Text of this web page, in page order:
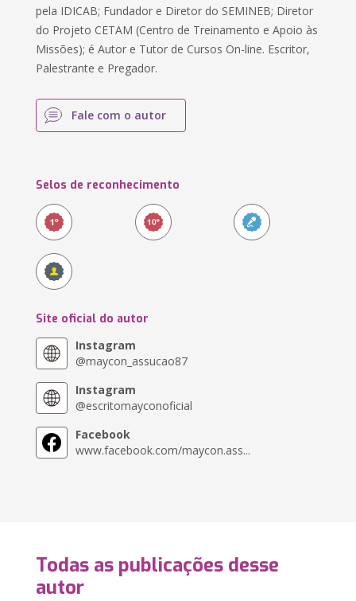
pela IDICAB; Fundador e Diretor do SEMINEB; Diretor
do Projeto CETAM (Centro de Treinamento e Apoio às
Missões); é Autor e Tutor de Cursos On-line. Escritor,
Palestrante e Pregador.
Fale com o autor
Selos de reconhecimento
Site oficial do autor
Instagram
@maycon_assucao87
Instagram
@escritomayconoficial
Facebook
www.facebook.com/maycon.ass...
Todas as publicações desse
autor